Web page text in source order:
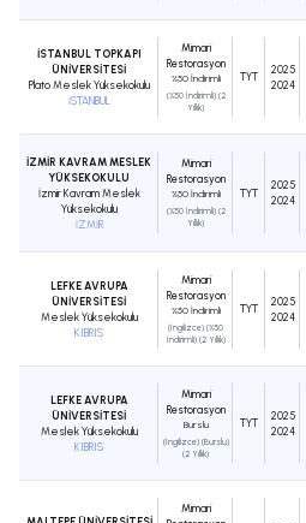
İSTANBUL TOPKAPI
ÜNİVERSİTESİ
Plato Meslek Yüksekokulu
İSTANBUL
Mimari
Restorasyon
%50 İndirimli
(%50 İndirimli) (2
Yıllık)
TYT
2025
2024
İZMİR KAVRAM MESLEK
YÜKSEKOKULU
İzmir Kavram Meslek
Yüksekokulu
İZMİR
Mimari
Restorasyon
%50 İndirimli
(%50 İndirimli) (2
Yıllık)
TYT
2025
2024
LEFKE AVRUPA
ÜNİVERSİTESİ
Meslek Yüksekokulu
KIBRIS
Mimari
Restorasyon
%50 İndirimli
(İngilizce) (%50
İndirimli) (2 Yıllık)
TYT
2025
2024
LEFKE AVRUPA
ÜNİVERSİTESİ
Meslek Yüksekokulu
KIBRIS
Mimari
Restorasyon
Burslu
(İngilizce) (Burslu)
(2 Yıllık)
TYT
2025
2024
Mimari